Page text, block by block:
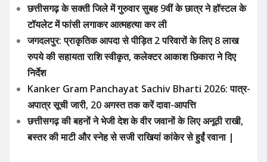
छत्तीसगढ़ के सक्ती जिले में गुरुवार सुबह 9वीं के छात्र ने हॉस्टल के
टॉयलेट में फांसी लगाकर आत्महत्या कर ली
जगदलपुर: प्राकृतिक आपदा से पीड़ित 2 परिवारों के लिए 8 लाख
रुपये की सहायता राशि स्वीकृत, कलेक्टर आकाश छिकारा ने दिए
निर्देश
Kanker Gram Panchayat Sachiv Bharti 2026: पात्र-
अपात्र सूची जारी, 20 अगस्त तक करें दावा-आपत्ति
छत्तीसगढ़ की बहनों ने भेजी देश के वीर जवानों के लिए अनूठी राखी,
बस्तर की माटी और स्नेह से सजी राखियां कांकेर से हुईं रवाना |